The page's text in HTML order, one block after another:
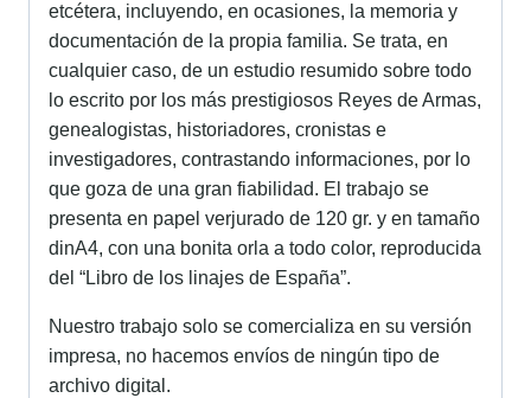
etcétera, incluyendo, en ocasiones, la memoria y
documentación de la propia familia. Se trata, en
cualquier caso, de un estudio resumido sobre todo
lo escrito por los más prestigiosos Reyes de Armas,
genealogistas, historiadores, cronistas e
investigadores, contrastando informaciones, por lo
que goza de una gran fiabilidad. El trabajo se
presenta en papel verjurado de 120 gr. y en tamaño
dinA4, con una bonita orla a todo color, reproducida
del “Libro de los linajes de España”.
Nuestro trabajo solo se comercializa en su versión
impresa, no hacemos envíos de ningún tipo de
archivo digital.